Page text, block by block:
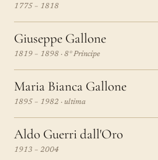
1775 – 1818
Giuseppe Gallone
1819 – 1898 · 8° Principe
Maria Bianca Gallone
1895 – 1982 · ultima
Aldo Guerri dall'Oro
1913 – 2004